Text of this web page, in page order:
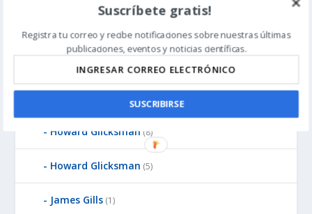
Granville Sewell
Guillermo Gonzalez(13)
(25)
Howard Glicksman (8)
Howard Glicksman (5)
James Gills (1)
Suscríbete gratis!
Registra tu correo y recibe notificaciones sobre nuestras últimas
publicaciones, eventos y noticias científicas.
SUSCRIBIRSE